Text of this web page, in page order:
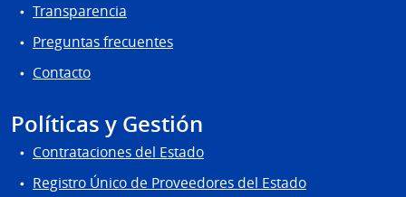
Transparencia
Preguntas frecuentes
Contacto
Políticas y Gestión
Contrataciones del Estado
Registro Único de Proveedores del Estado